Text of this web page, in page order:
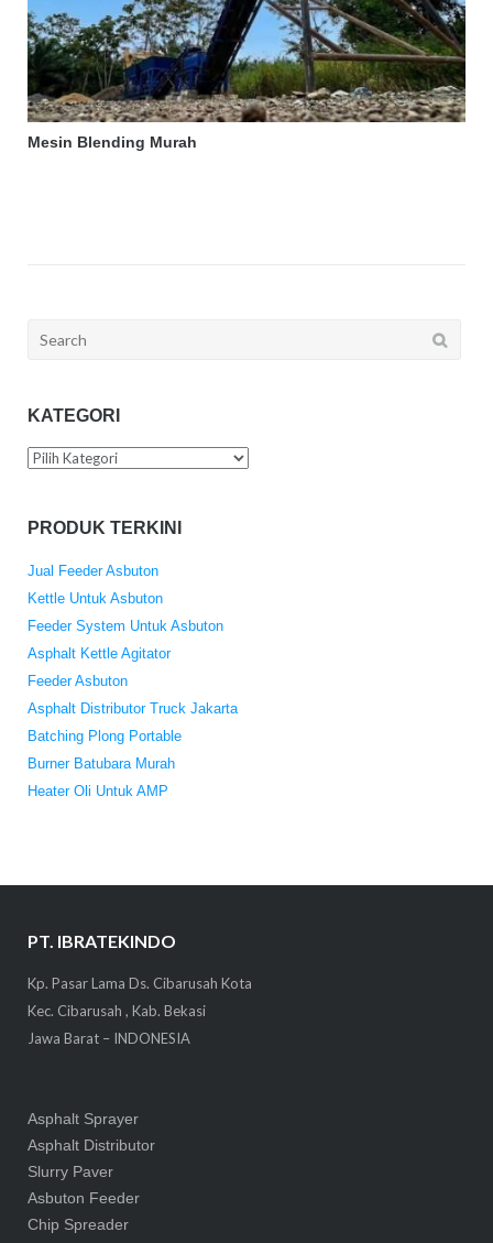
Mesin Blending Murah
Search
KATEGORI
Kategori
PRODUK TERKINI
Jual Feeder Asbuton
Kettle Untuk Asbuton
Feeder System Untuk Asbuton
Asphalt Kettle Agitator
Feeder Asbuton
Asphalt Distributor Truck Jakarta
Batching Plong Portable
Burner Batubara Murah
Heater Oli Untuk AMP
PT. IBRATEKINDO
Kp. Pasar Lama Ds. Cibarusah Kota
Kec. Cibarusah , Kab. Bekasi
Jawa Barat – INDONESIA
Asphalt Sprayer
Asphalt Distributor
Slurry Paver
Asbuton Feeder
Chip Spreader